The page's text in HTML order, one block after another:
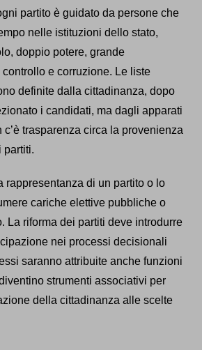
partito è guidato da persone che
nelle istituzioni dello stato,
doppio potere, grande
e corruzione. Le liste
definite dalla cittadinanza, dopo
i candidati, ma dagli apparati
c’è trasparenza circa la provenienza
partiti.
rappresentanza di un partito o lo
cariche elettive pubbliche o
La riforma dei partiti deve introdurre
nei processi decisionali
saranno attribuite anche funzioni
strumenti associativi per
della cittadinanza alle scelte